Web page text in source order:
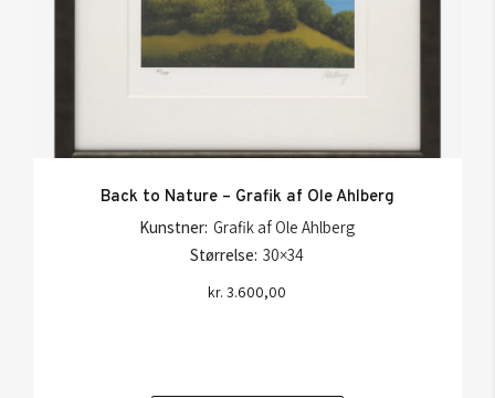
Back to Nature – Grafik af Ole Ahlberg
Kunstner: Grafik af Ole Ahlberg
Størrelse: 30×34
kr. 3.600,00